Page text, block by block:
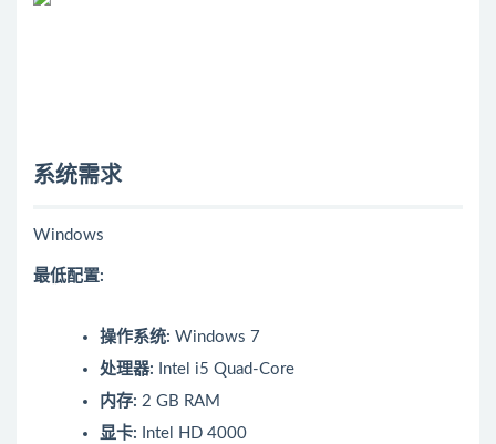
系统需求
Windows
最低配置:
操作系统: Windows 7
处理器: Intel i5 Quad-Core
内存: 2 GB RAM
显卡: Intel HD 4000